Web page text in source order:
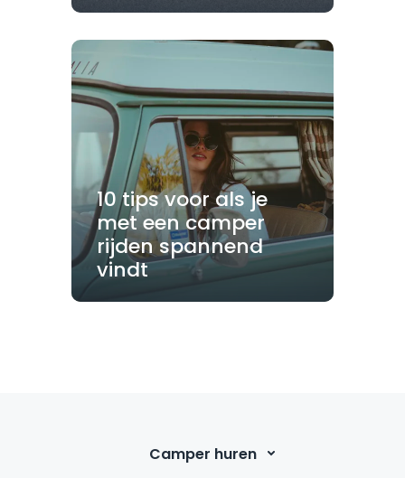
10 tips voor als je
met een camper
rijden spannend
vindt
Camper huren